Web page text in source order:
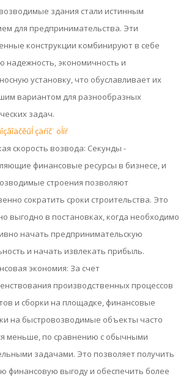
здания стали истинным
для предпринимательства. Эти
конструкции комбинируют в себе
надежность, экономичность и
установку, что обуславливает их
вариантом для разнообразных
задач.
çäŕíč˙ öĺíŕ
скорость возвода: Секунды -
финансовые ресурсы в бизнесе, и
строения позволяют
сократить сроки строительства. Это
выгодно в постановках, когда необходимо
начать предпринимательскую
и начать извлекать прибыль.
экономия: За счет
производственных процессов
и сборки на площадке, финансовые
на быстровозводимые объекты часто
меньше, по сравнению с обычными
задачами. Это позволяет получить
финансовую выгоду и обеспечить более